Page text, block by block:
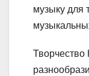
музыку для
Творчество